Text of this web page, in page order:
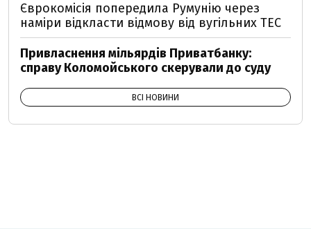
Єврокомісія попередила Румунію через
наміри відкласти відмову від вугільних ТЕС
Привласнення мільярдів Приватбанку:
справу Коломойського скерували до суду
ВСІ НОВИНИ